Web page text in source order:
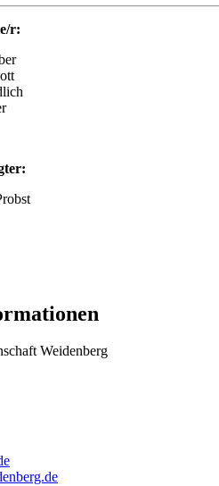
r:
Weidenberg